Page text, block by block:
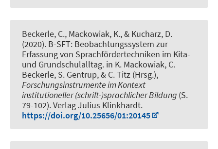
Beckerle, C., Mackowiak, K., & Kucharz, D.
(2020). B-SFT: Beobachtungssystem zur
Erfassung von Sprachfördertechniken im Kita-
und Grundschulalltag. in K. Mackowiak, C.
Beckerle, S. Gentrup, & C. Titz (Hrsg.),
Forschungsinstrumente im Kontext
institutioneller (schrift-)sprachlicher Bildung (S.
79-102). Verlag Julius Klinkhardt.
https://doi.org/10.25656/01:20145